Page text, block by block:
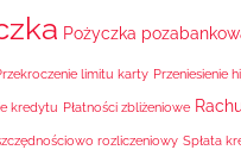
Pożyczka
limitu karty Przeniesienie
kredytu Płatności zbliżeniowe
rozliczeniowy Spłata